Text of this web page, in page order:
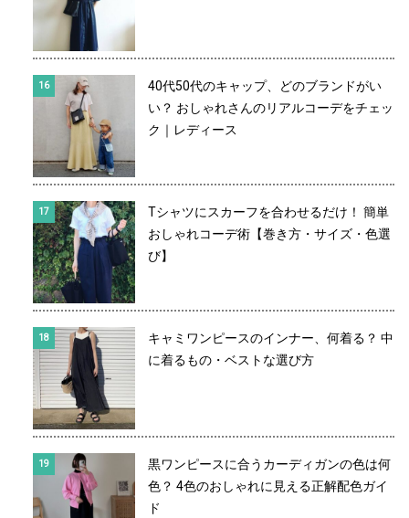
40代50代のキャップ、どのブランドがい
い？ おしゃれさんのリアルコーデをチェッ
ク｜レディース
Tシャツにスカーフを合わせるだけ！ 簡単
おしゃれコーデ術【巻き方・サイズ・色選
び】
キャミワンピースのインナー、何着る？ 中
に着るもの・ベストな選び方
黒ワンピースに合うカーディガンの色は何
色？ 4色のおしゃれに見える正解配色ガイ
ド